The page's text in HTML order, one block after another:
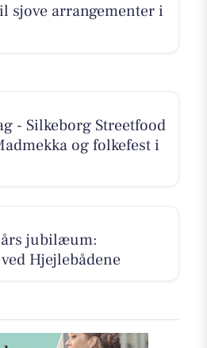
sjove arrangementer i
- Silkeborg Streetfood
og folkefest i
års jubilæum:
Hjejlebådene